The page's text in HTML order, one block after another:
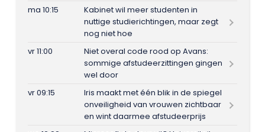
ma 10:15
Kabinet wil meer studenten in
nuttige studierichtingen, maar zegt
nog niet hoe
vr 11:00
Niet overal code rood op Avans:
sommige afstudeerzittingen gingen
wel door
vr 09:15
Iris maakt met één blik in de spiegel
onveiligheid van vrouwen zichtbaar
en wint daarmee afstudeerprijs